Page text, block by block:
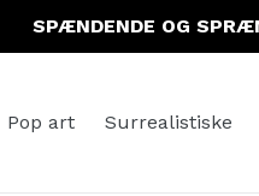
SPÆNDENDE OG
Pop art Surrealistiske